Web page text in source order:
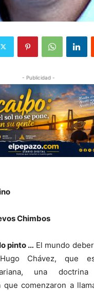
- Publicidad -
Chimbos
pinto … El mundo
Chávez, que
una
comenzaron a